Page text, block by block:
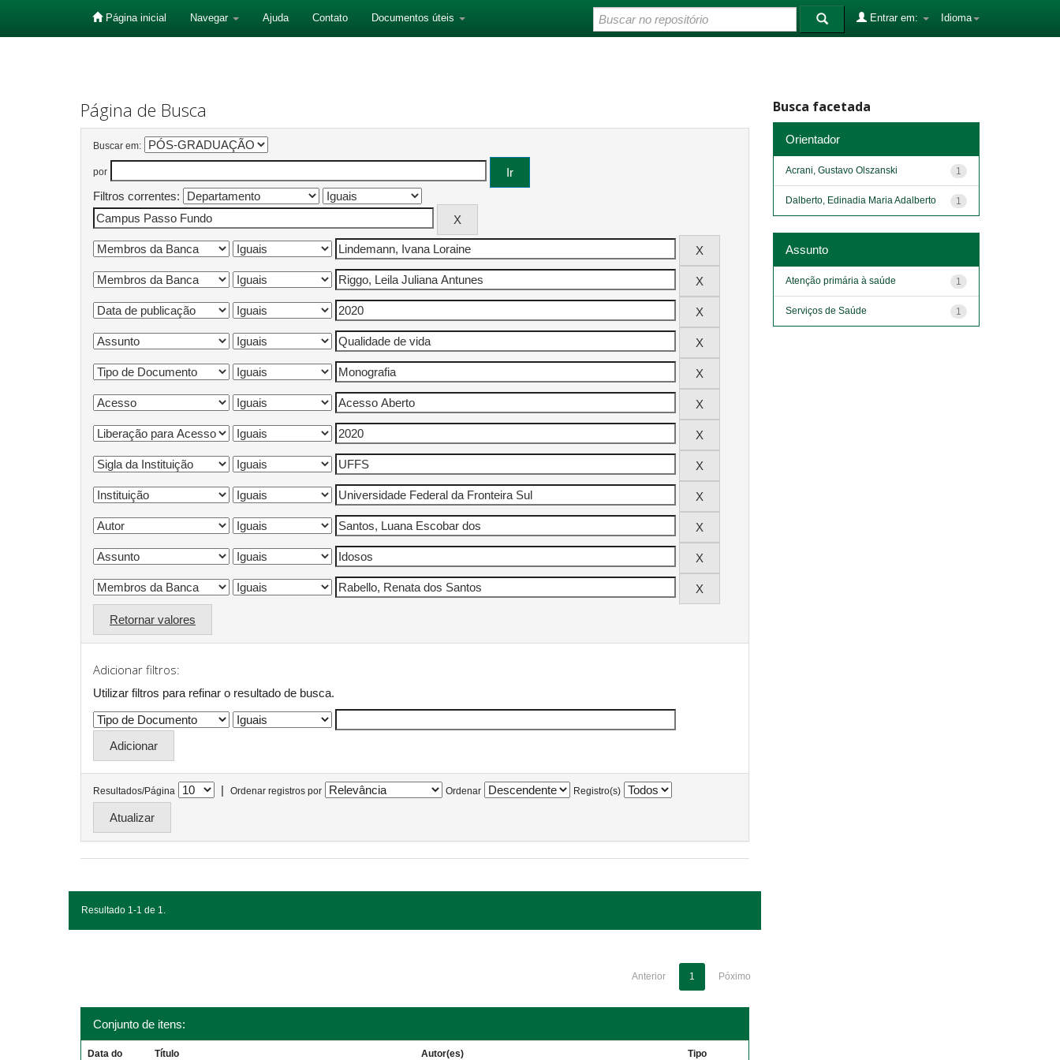
Página inicial Navegar Ajuda Contato Documentos úteis Idioma
Entrar em:
Página de Busca
Buscar em:
por
Filtros correntes:
Retornar valores
Adicionar filtros:
Utilizar filtros para refinar o resultado de busca.
Resultados/Página | Ordenar registros por Ordenar Registro(s)
Resultado 1-1 de 1.
Anterior 1 Póximo
Conjunto de itens:
Data do Título Autor(es) Tipo
Busca facetada
Orientador
1
Acrani, Gustavo Olszanski
1
Dalberto, Edinadia Maria Adalberto
Assunto
1
Atenção primária à saúde
1
Serviços de Saúde